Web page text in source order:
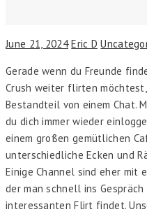
June 21, 2024 Eric D
Gerade wenn du Freunde
Crush weiter flirten
Bestandteil von einem Chat.
du dich immer wieder
einem großen gemütlichen
unterschiedliche Ecken und
Einige Channel sind eher mit
der man schnell ins
interessanten Flirt findet.